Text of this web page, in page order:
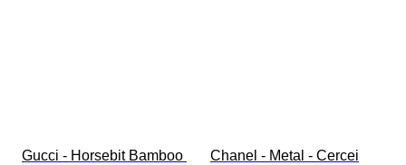
Gucci - Horsebit Bamboo
Chanel - Metal - Cercei